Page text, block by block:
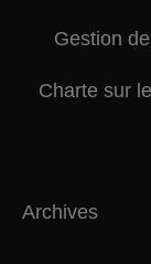
Gestion
Charte sur
Archives